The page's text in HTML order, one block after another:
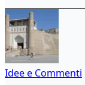
Idee e Commenti